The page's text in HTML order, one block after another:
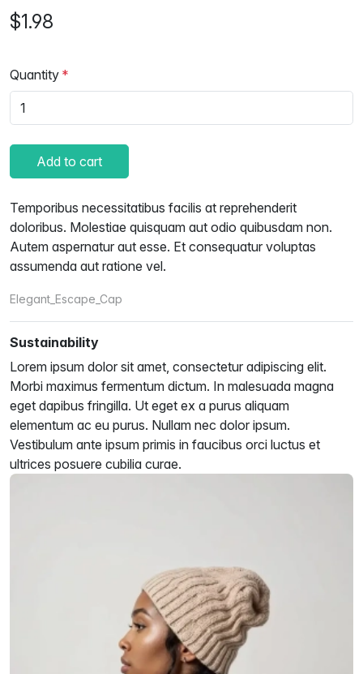
$1.98
Quantity
Add to cart
Temporibus necessitatibus facilis at reprehenderit
doloribus. Molestiae quisquam aut odio quibusdam non.
Autem aspernatur aut esse. Et consequatur voluptas
assumenda aut ratione vel.
Elegant_Escape_Cap
Sustainability
Lorem ipsum dolor sit amet, consectetur adipiscing elit.
Morbi maximus fermentum dictum. In malesuada magna
eget dapibus fringilla. Ut eget ex a purus aliquam
elementum ac eu purus. Nullam nec dolor ipsum.
Vestibulum ante ipsum primis in faucibus orci luctus et
ultrices posuere cubilia curae.